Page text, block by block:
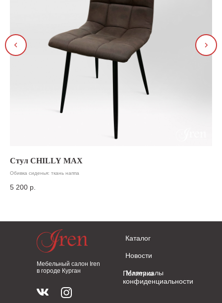
Стул CHILLY MAX
Обивка сиденья: ткань наппа
5 200 р.
Каталог
Новости
Политика
конфиденциальности
Материалы
Мебельный салон Iren
в городе Курган